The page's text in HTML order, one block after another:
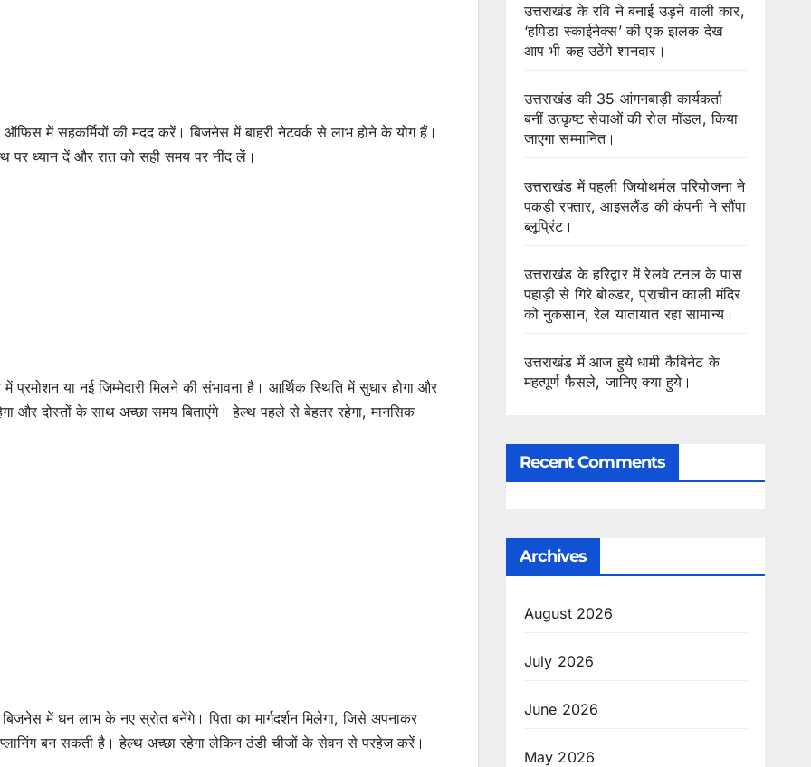
में सहकर्मियों की मदद करें। बिजनेस में बाहरी नेटवर्क से लाभ होने के योग हैं।
पर ध्यान दें और रात को सही समय पर नींद लें।
या नई जिम्मेदारी मिलने की संभावना है। आर्थिक स्थिति में सुधार होगा और
और दोस्तों के साथ अच्छा समय बिताएंगे। हेल्थ पहले से बेहतर रहेगा, मानसिक
में धन लाभ के नए स्रोत बनेंगे। पिता का मार्गदर्शन मिलेगा, जिसे अपनाकर
बन सकती है। हेल्थ अच्छा रहेगा लेकिन ठंडी चीजों के सेवन से परहेज करें।
उत्तराखंड के रवि ने बनाई उड़ने वाली कार,
‘हपिडा स्काईनेक्स’ की एक झलक देख
आप भी कह उठेंगे शानदार।
उत्तराखंड की 35 आंगनबाड़ी कार्यकर्ता
बनीं उत्कृष्ट सेवाओं की रोल मॉडल, किया
जाएगा सम्मानित।
उत्तराखंड में पहली जियोथर्मल परियोजना ने
पकड़ी रफ्तार, आइसलैंड की कंपनी ने सौंपा
ब्लूप्रिंट।
उत्तराखंड के हरिद्वार में रेलवे टनल के पास
पहाड़ी से गिरे बोल्डर, प्राचीन काली मंदिर
को नुकसान, रेल यातायात रहा सामान्य।
उत्तराखंड में आज हुये धामी कैबिनेट के
महत्पूर्ण फैसले, जानिए क्या हुये।
Recent Comments
Archives
August 2026
July 2026
June 2026
May 2026